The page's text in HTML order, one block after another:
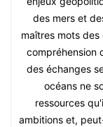
des mers et
maîtres mots
compréhension
des échanges
océans ne
ressources
ambitions et,